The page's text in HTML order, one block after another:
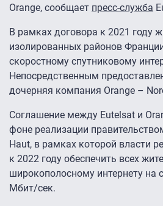
Orange, сообщает пресс-служба
В рамках договора к 2021 году
изолированных районов
скоростному спутниковому
Непосредственным
дочерняя компания Orange –
Соглашение между Eutelsat и
фоне реализации
Haut, в рамках которой власти
к 2022 году обеспечить всех
широкополосному интернету на
Мбит/сек.